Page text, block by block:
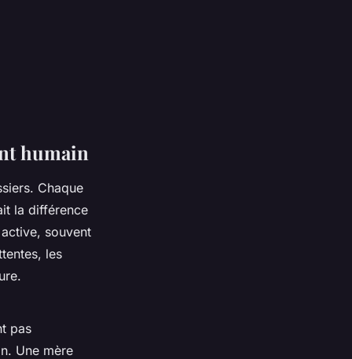
humain
Chaque
la différence
souvent
les
pas
Une mère